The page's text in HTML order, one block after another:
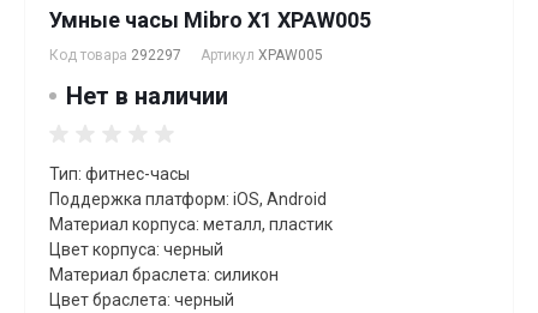
Умные часы Mibro X1 XPAW005
Код товара 292297 Артикул XPAW005
Нет в наличии
Тип: фитнес-часы
Поддержка платформ: iOS, Android
Материал корпуса: металл, пластик
Цвет корпуса: черный
Материал браслета: силикон
Цвет браслета: черный